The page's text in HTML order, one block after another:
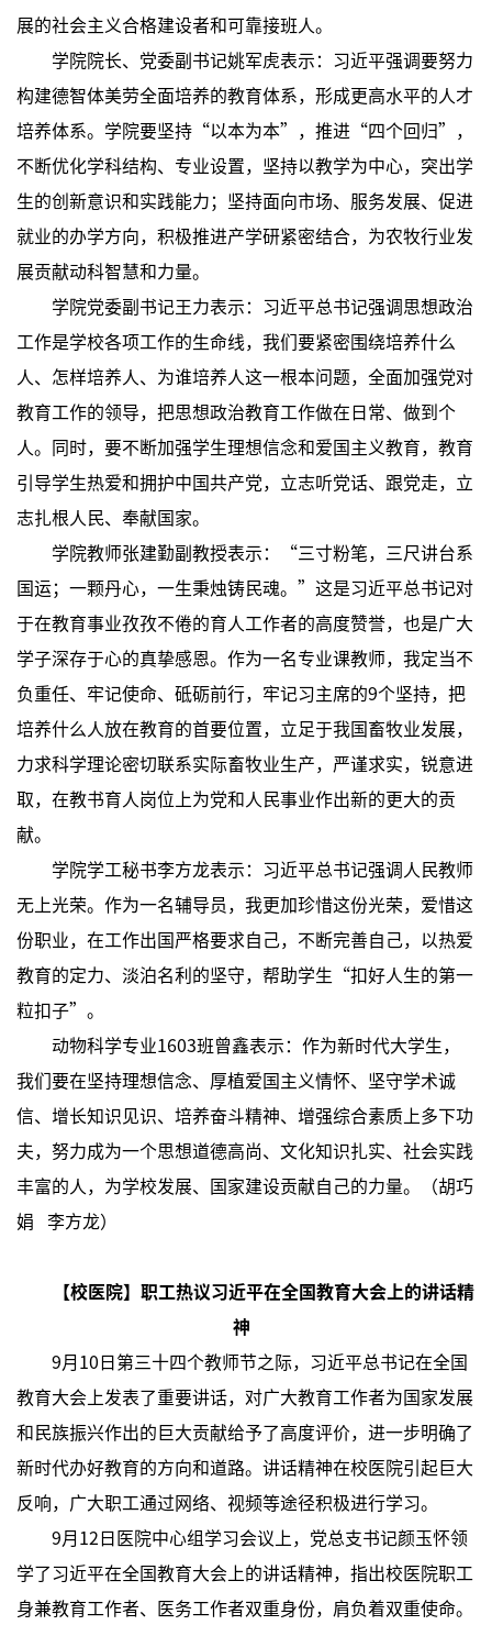
展的社会主义合格建设者和可靠接班人。
学院院长、党委副书记姚军虎表示：习近平强调要努力
构建德智体美劳全面培养的教育体系，形成更高水平的人才
培养体系。学院要坚持“以本为本”，推进“四个回归”，
不断优化学科结构、专业设置，坚持以教学为中心，突出学
生的创新意识和实践能力；坚持面向市场、服务发展、促进
就业的办学方向，积极推进产学研紧密结合，为农牧行业发
展贡献动科智慧和力量。
学院党委副书记王力表示：习近平总书记强调思想政治
工作是学校各项工作的生命线，我们要紧密围绕培养什么
人、怎样培养人、为谁培养人这一根本问题，全面加强党对
教育工作的领导，把思想政治教育工作做在日常、做到个
人。同时，要不断加强学生理想信念和爱国主义教育，教育
引导学生热爱和拥护中国共产党，立志听党话、跟党走，立
志扎根人民、奉献国家。
学院教师张建勤副教授表示：“三寸粉笔，三尺讲台系
国运；一颗丹心，一生秉烛铸民魂。”这是习近平总书记对
于在教育事业孜孜不倦的育人工作者的高度赞誉，也是广大
学子深存于心的真挚感恩。作为一名专业课教师，我定当不
负重任、牢记使命、砥砺前行，牢记习主席的9个坚持，把
培养什么人放在教育的首要位置，立足于我国畜牧业发展，
力求科学理论密切联系实际畜牧业生产，严谨求实，锐意进
取，在教书育人岗位上为党和人民事业作出新的更大的贡
献。
学院学工秘书李方龙表示：习近平总书记强调人民教师
无上光荣。作为一名辅导员，我更加珍惜这份光荣，爱惜这
份职业，在工作出国严格要求自己，不断完善自己，以热爱
教育的定力、淡泊名利的坚守，帮助学生“扣好人生的第一
粒扣子”。
动物科学专业1603班曾鑫表示：作为新时代大学生，
我们要在坚持理想信念、厚植爱国主义情怀、坚守学术诚
信、增长知识见识、培养奋斗精神、增强综合素质上多下功
夫，努力成为一个思想道德高尚、文化知识扎实、社会实践
丰富的人，为学校发展、国家建设贡献自己的力量。（胡巧
娟 李方龙）
【校医院】职工热议习近平在全国教育大会上的讲话精
神
9月10日第三十四个教师节之际，习近平总书记在全国
教育大会上发表了重要讲话，对广大教育工作者为国家发展
和民族振兴作出的巨大贡献给予了高度评价，进一步明确了
新时代办好教育的方向和道路。讲话精神在校医院引起巨大
反响，广大职工通过网络、视频等途径积极进行学习。
9月12日医院中心组学习会议上，党总支书记颜玉怀领
学了习近平在全国教育大会上的讲话精神，指出校医院职工
身兼教育工作者、医务工作者双重身份，肩负着双重使命。